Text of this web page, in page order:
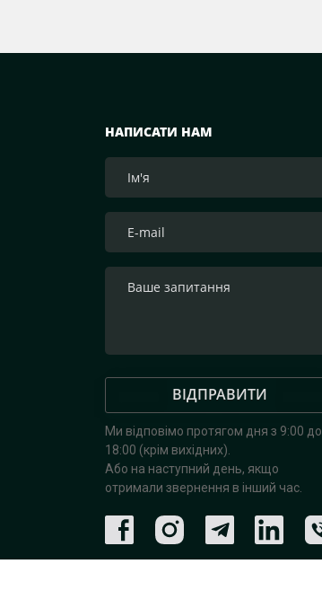
НАПИСАТИ НАМ
ВІДПРАВИТИ
Ми відповімо протягом дня з 9:00 до
18:00 (крім вихідних).
Або на наступний день, якщо
отримали звернення в інший час.